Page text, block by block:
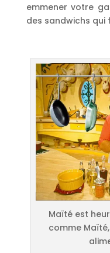
emmener votre
des sandwichs
Maïté est
comme